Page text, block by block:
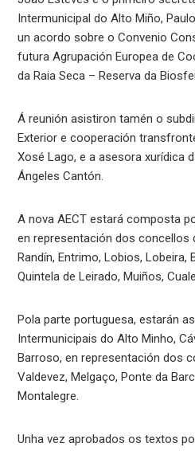
Intermunicipal do Alto Miño,
un acordo sobre o Convenio
futura Agrupación Europea de
da Raia Seca – Reserva da
Á reunión asistiron tamén o
Exterior e cooperación
Xosé Lago, e a asesora xurídica
Ángeles Cantón.
A nova AECT estará composta
en representación dos concellos
Randín, Entrimo, Lobios, Lobeira,
Quintela de Leirado, Muiños,
Pola parte portuguesa, estarán
Intermunicipais do Alto Minho,
Barroso, en representación dos
Valdevez, Melgaço, Ponte da
Montalegre.
Unha vez aprobados os textos